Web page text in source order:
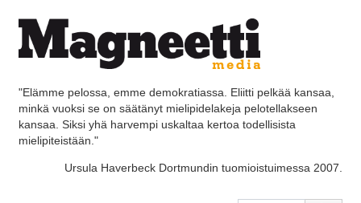
"Elämme pelossa, emme demokratiassa. Eliitti pelkää kansaa,
minkä vuoksi se on säätänyt mielipidelakeja pelotellakseen
kansaa. Siksi yhä harvempi uskaltaa kertoa todellisista
mielipiteistään."
Ursula Haverbeck Dortmundin tuomioistuimessa 2007.